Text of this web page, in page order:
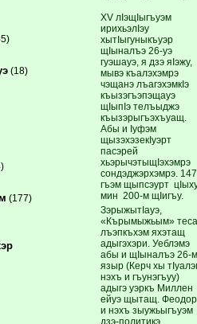
(18)
(177)
ХV лIэщIыгъуэм
ирихьэлIэу
хытIыгуныкъуэр
щIыналъэ 26-уэ
гуэшауэ, я дзэ яIэжу,
мывэ къалэхэмрэ
чэщанэ лъагэхэмкIэ
къызэгъэпэщауэ
щIыпIэ телъыджэ
къызэрыгъэхъуащ.
Абы и Iуфэм
щызэхэзекIуэрт
пасэрей
хьэрычэтыщIэхэмрэ
сондэджэрхэмрэ.
гъэм щыпсэурт
мин 200-м щIигъу.
ЗэрыжытIауэ,
«Кърымыжьым»
лъэпкъхэм яхэтащ
адыгэхэри. Уеблэмэ
абы и щIыналъэ 26-
языр (Керч хы
нэхъ и гъунэгъуу)
адыгэ уэркъ Миллен
ейуэ щытащ.
и нэхъ зыужьыгъуэм
дзэ-политикэ